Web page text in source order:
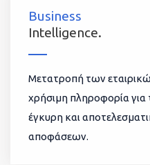
Business
Intelligence.
Μετατροπή των
χρήσιμη πληροφορία για
έγκυρη και
αποφάσεων.